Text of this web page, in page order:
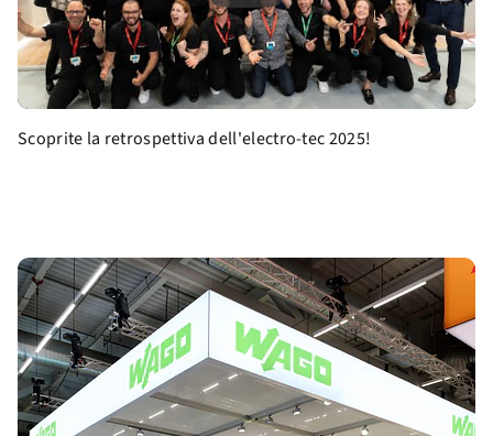
Scoprite la retrospettiva dell'electro-tec 2025!